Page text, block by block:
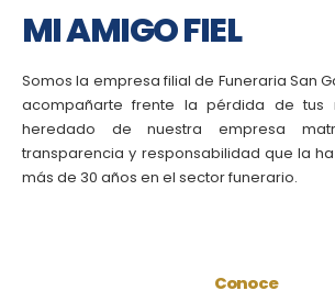
MI AMIGO FIEL
Somos la empresa filial de Funeraria San
acompañarte frente la pérdida de tus
heredado de nuestra empresa
transparencia y responsabilidad que la
más de 30 años en el sector funerario.
Conoce